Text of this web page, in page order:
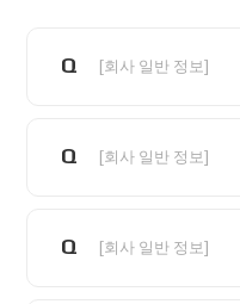
Q [회사 일반 정보]
Q [회사 일반 정보]
Q [회사 일반 정보]